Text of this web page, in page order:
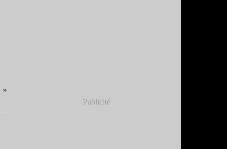
Publicité